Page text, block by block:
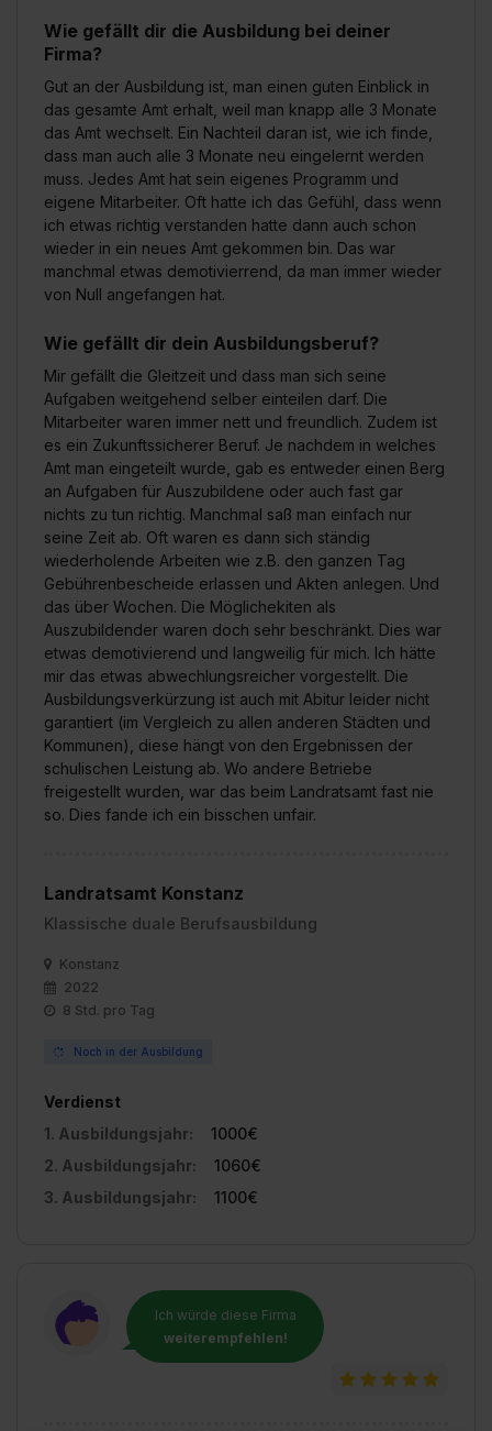
Wie gefällt dir die Ausbildung bei deiner
Firma?
Gut an der Ausbildung ist, man einen guten Einblick in
das gesamte Amt erhalt, weil man knapp alle 3 Monate
das Amt wechselt. Ein Nachteil daran ist, wie ich finde,
dass man auch alle 3 Monate neu eingelernt werden
muss. Jedes Amt hat sein eigenes Programm und
eigene Mitarbeiter. Oft hatte ich das Gefühl, dass wenn
ich etwas richtig verstanden hatte dann auch schon
wieder in ein neues Amt gekommen bin. Das war
manchmal etwas demotivierrend, da man immer wieder
von Null angefangen hat.
Wie gefällt dir dein Ausbildungsberuf?
Mir gefällt die Gleitzeit und dass man sich seine
Aufgaben weitgehend selber einteilen darf. Die
Mitarbeiter waren immer nett und freundlich. Zudem ist
es ein Zukunftssicherer Beruf. Je nachdem in welches
Amt man eingeteilt wurde, gab es entweder einen Berg
an Aufgaben für Auszubildene oder auch fast gar
nichts zu tun richtig. Manchmal saß man einfach nur
seine Zeit ab. Oft waren es dann sich ständig
wiederholende Arbeiten wie z.B. den ganzen Tag
Gebührenbescheide erlassen und Akten anlegen. Und
das über Wochen. Die Möglichekiten als
Auszubildender waren doch sehr beschränkt. Dies war
etwas demotivierend und langweilig für mich. Ich hätte
mir das etwas abwechlungsreicher vorgestellt. Die
Ausbildungsverkürzung ist auch mit Abitur leider nicht
garantiert (im Vergleich zu allen anderen Städten und
Kommunen), diese hängt von den Ergebnissen der
schulischen Leistung ab. Wo andere Betriebe
freigestellt wurden, war das beim Landratsamt fast nie
so. Dies fande ich ein bisschen unfair.
Landratsamt Konstanz
Klassische duale Berufsausbildung
Konstanz
2022
8 Std. pro Tag
Noch in der Ausbildung
Verdienst
1. Ausbildungsjahr:
1000€
2. Ausbildungsjahr:
1060€
3. Ausbildungsjahr:
1100€
Ich würde diese Firma
weiterempfehlen!